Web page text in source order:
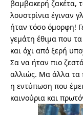
βαμβακερή ζακέτα,
λουστρίνια έγιναν
ήταν τόσο όμορφη!
γεμάτη έθιμα που
και όχι από ξερή
Σα να ήταν πιο
αλλιώς. Μα άλλα τα
η εντύπωση που
καινούρια και